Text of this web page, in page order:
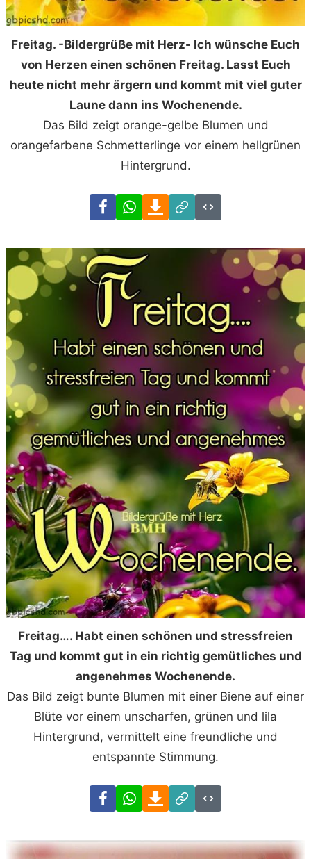
Freitag. -Bildergrüße mit Herz- Ich wünsche Euch
von Herzen einen schönen Freitag. Lasst Euch
heute nicht mehr ärgern und kommt mit viel guter
Laune dann ins Wochenende.
Das Bild zeigt orange-gelbe Blumen und
orangefarbene Schmetterlinge vor einem hellgrünen
Hintergrund.
FacebookWhatsAppDownload
Link
Code
Freitag…. Habt einen schönen und stressfreien
Tag und kommt gut in ein richtig gemütliches und
angenehmes Wochenende.
Das Bild zeigt bunte Blumen mit einer Biene auf einer
Blüte vor einem unscharfen, grünen und lila
Hintergrund, vermittelt eine freundliche und
entspannte Stimmung.
FacebookWhatsAppDownload
Link
Code